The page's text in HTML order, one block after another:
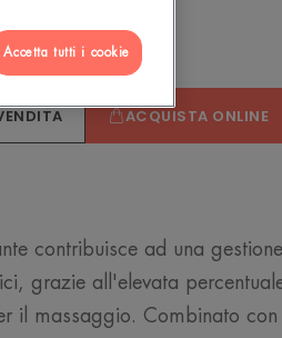
ACQUISTA ONLINE
contribuisce ad una
grazie all'elevata
il massaggio. Combinato con
Accetta tutti i cookie